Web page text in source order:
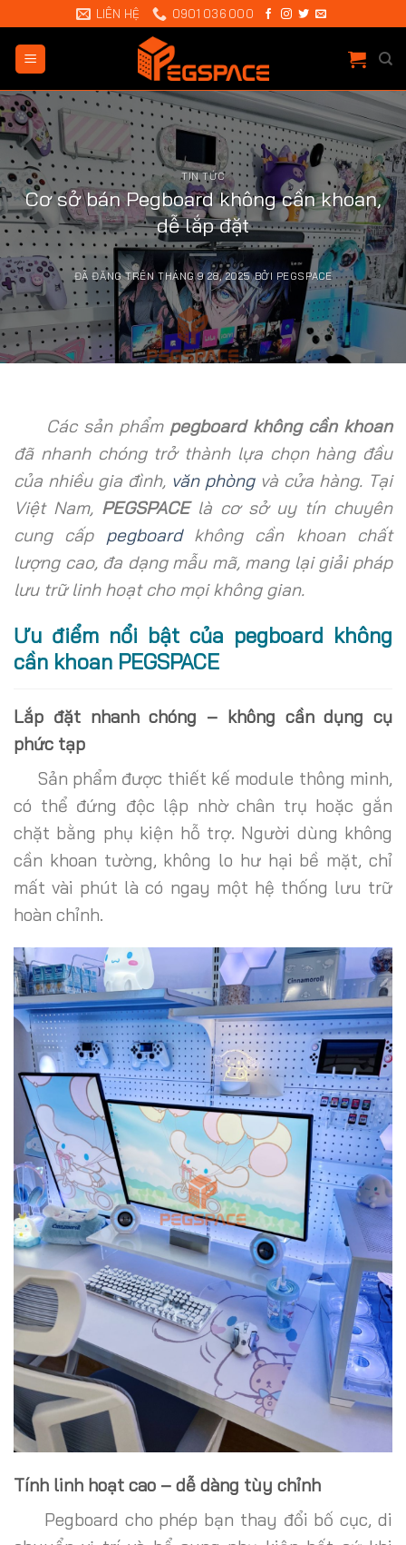
đến
dung
LIÊN HỆ 0901 036 000
TIN TỨC
Cơ sở bán Pegboard không cần khoan,
dễ lắp đặt
ĐÃ ĐĂNG TRÊNTHÁNG 9 28, 2025 BỞI PEGSPACE
Các sản phẩm pegboard không cần khoan
đã nhanh chóng trở thành lựa chọn hàng đầu
của nhiều gia đình, văn phòngvà cửa hàng. Tại
Việt Nam, PEGSPACElà cơ sở uy tín chuyên
cung cấp pegboardkhông cần khoan chất
lượng cao, đa dạng mẫu mã, mang lại giải pháp
lưu trữ linh hoạt cho mọi không gian.
Ưu điểm nổi bật của pegboard không
cần khoan PEGSPACE
Lắp đặt nhanh chóng – không cần dụng cụ
phức tạp
Sản phẩm được thiết kế module thông minh,
có thể đứng độc lập nhờ chân trụ hoặc gắn
chặt bằng phụ kiện hỗ trợ. Người dùng không
cần khoan tường, không lo hư hại bề mặt, chỉ
mất vài phút là có ngay một hệ thống lưu trữ
hoàn chỉnh.
Tính linh hoạt cao – dễ dàng tùy chỉnh
Pegboard cho phép bạn thay đổi bố cục, di